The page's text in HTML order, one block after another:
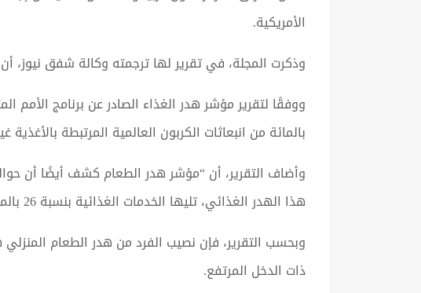
الأمريكية.
وذكرت المجلة، في تقرير لها ترجمته وكالة شفق نيوز،
بالمائة من انبعاثات الكربون العالمية المرتبطة
هذا الهدر الغذائي، تليها الخدمات الغذائية بنسبة 26 بالمائة، وصناعة البيع بالتجزئة بنسبة 13 بالمائة”.
وبحسب التقرير، فإن نصيب الفرد من هدر الطعام
ذات الدخل المرتفع.